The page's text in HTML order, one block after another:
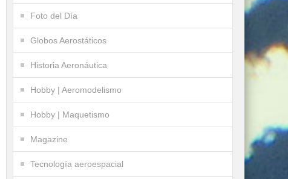
Foto del Día
Globos Aerostáticos
Historia Aeronáutica
Hobby | Aeromodelismo
Hobby | Maquetismo
Magazine
Tecnología aeroespacial